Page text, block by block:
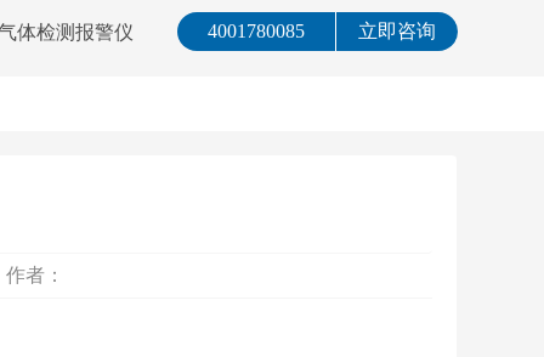
体检测报警仪 4001780085 立即咨询
者：